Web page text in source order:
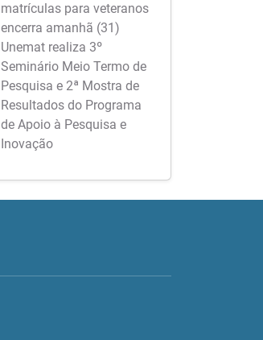
matrículas para veteranos
encerra amanhã (31)
Unemat realiza 3º
Seminário Meio Termo de
Pesquisa e 2ª Mostra de
Resultados do Programa
de Apoio à Pesquisa e
Inovação